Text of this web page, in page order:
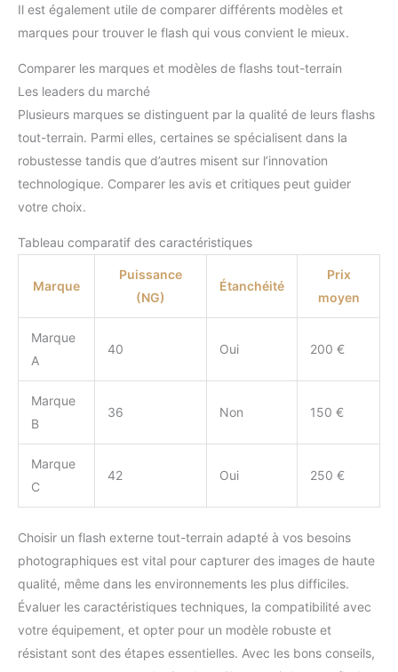
Il est également utile de comparer différents modèles et
marques pour trouver le flash qui vous convient le mieux.
Comparer les marques et modèles de flashs tout-terrain
Les leaders du marché
Plusieurs marques se distinguent par la qualité de leurs flashs
tout-terrain. Parmi elles, certaines se spécialisent dans la
robustesse tandis que d’autres misent sur l’innovation
technologique. Comparer les avis et critiques peut guider
votre choix.
Tableau comparatif des caractéristiques
Marque
Puissance
(NG)
Étanchéité
Prix
moyen
Marque
A
40 Oui 200 €
Marque
B
36 Non 150 €
Marque
C
42 Oui 250 €
Choisir un flash externe tout-terrain adapté à vos besoins
photographiques est vital pour capturer des images de haute
qualité, même dans les environnements les plus difficiles.
Évaluer les caractéristiques techniques, la compatibilité avec
votre équipement, et opter pour un modèle robuste et
résistant sont des étapes essentielles. Avec les bons conseils,